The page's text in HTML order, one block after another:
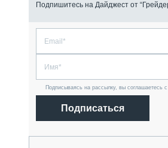
Подпишитесь на Дайджест от
Подписываясь на рассылку, вы соглашаетесь
Подписаться